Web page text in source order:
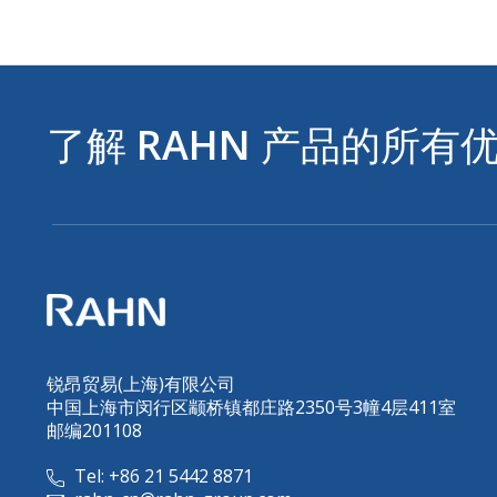
了解 RAHN 产品的所有
锐昂贸易(上海)有限公司
中国上海市闵行区颛桥镇都庄路2350号3幢4层411室
邮编201108
Tel: +86 21 5442 8871